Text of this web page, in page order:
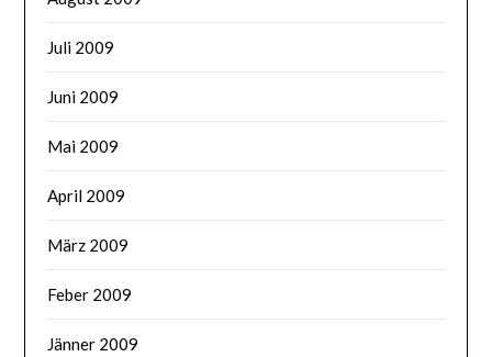
Juli 2009
Juni 2009
Mai 2009
April 2009
März 2009
Feber 2009
Jänner 2009